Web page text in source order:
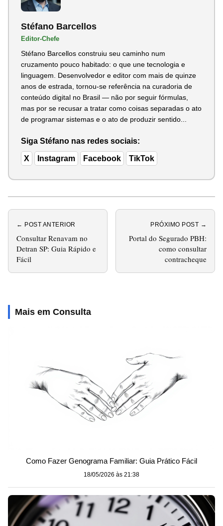
Stéfano Barcellos
Editor-Chefe
Stéfano Barcellos construiu seu caminho num
cruzamento pouco habitado: o que une tecnologia e
linguagem. Desenvolvedor e editor com mais de quinze
anos de estrada, tornou-se referência na curadoria de
conteúdo digital no Brasil — não por seguir fórmulas,
mas por se recusar a tratar como coisas separadas o ato
de programar sistemas e o ato de produzir sentido...
Siga Stéfano nas redes sociais:
X Instagram Facebook TikTok
← POST ANTERIOR
Consultar Renavam no
Detran SP: Guia Rápido e
Fácil
PRÓXIMO POST →
Portal do Segurado PBH:
como consultar
contracheque
Mais em Consulta
Como Fazer Genograma Familiar: Guia Prático Fácil
18/05/2026 às 21:38